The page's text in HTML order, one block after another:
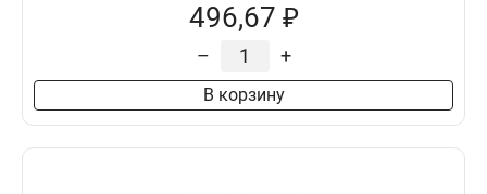
496,67 ₽
– +
В корзину